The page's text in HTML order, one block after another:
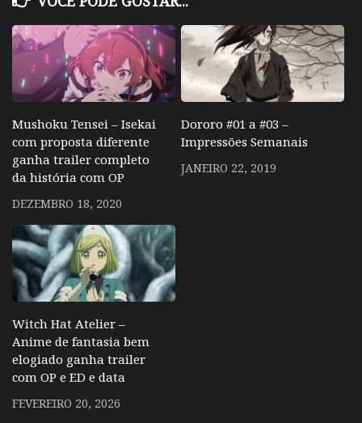
Mushoku Tensei – Isekai
com proposta diferente
ganha trailer completo
da história com OP
DEZEMBRO 18, 2020
Dororo #01 a #03 –
Impressões Semanais
JANEIRO 22, 2019
Witch Hat Atelier –
Anime de fantasia bem
elogiado ganha trailer
com OP e ED e data
FEVEREIRO 20, 2026